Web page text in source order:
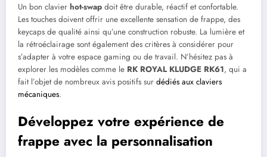
Un bon clavier hot-swap doit être durable, réactif et confortable.
Les touches doivent offrir une excellente sensation de frappe, des
keycaps de qualité ainsi qu’une construction robuste. La lumière et
la rétroéclairage sont également des critères à considérer pour
s’adapter à votre espace gaming ou de travail. N’hésitez pas à
explorer les modèles comme le RK ROYAL KLUDGE RK61, qui a
fait l’objet de nombreux avis positifs sur dédiés aux claviers
mécaniques.
Développez votre expérience de
frappe avec la personnalisation